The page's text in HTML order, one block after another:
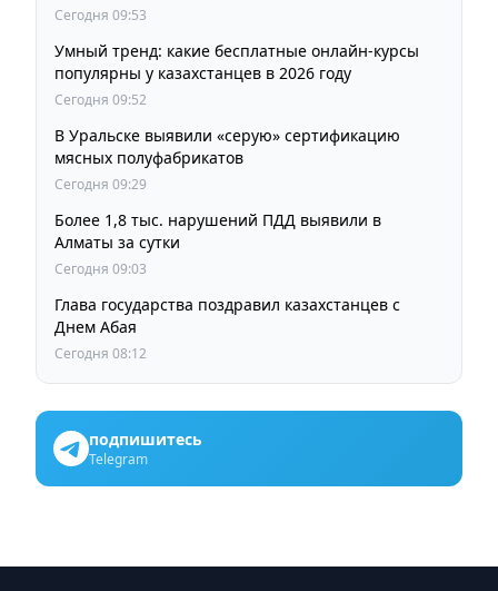
Сегодня 09:53
Умный тренд: какие бесплатные онлайн-курсы
популярны у казахстанцев в 2026 году
Сегодня 09:52
В Уральске выявили «серую» сертификацию
мясных полуфабрикатов
Сегодня 09:29
Более 1,8 тыс. нарушений ПДД выявили в
Алматы за сутки
Сегодня 09:03
Глава государства поздравил казахстанцев с
Днем Абая
Сегодня 08:12
подпишитесь
Telegram